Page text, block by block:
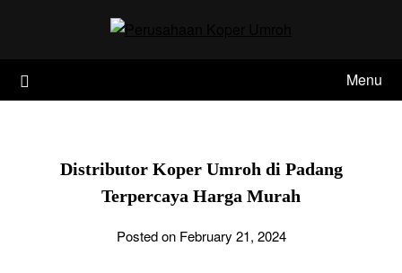
Menu
Distributor Koper Umroh di Padang
Terpercaya Harga Murah
Posted on February 21, 2024